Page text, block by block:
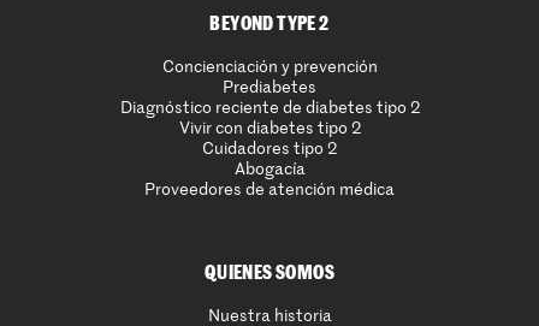
BEYOND TYPE 2
Concienciación y prevención
Prediabetes
Diagnóstico reciente de diabetes tipo 2
Vivir con diabetes tipo 2
Cuidadores tipo 2
Abogacía
Proveedores de atención médica
QUIENES SOMOS
Nuestra historia